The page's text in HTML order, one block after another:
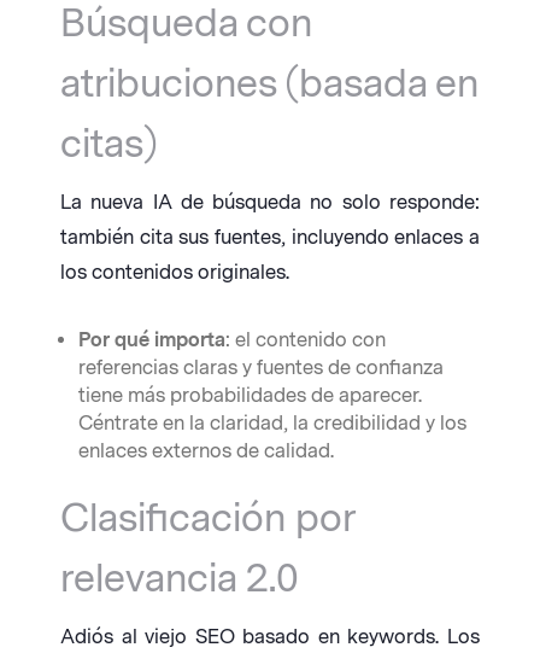
Búsqueda con
atribuciones (basada en
citas)
La nueva IA de búsqueda no solo responde:
también cita sus fuentes, incluyendo enlaces a
los contenidos originales.
Por qué importa: el contenido con
referencias claras y fuentes de confianza
tiene más probabilidades de aparecer.
Céntrate en la claridad, la credibilidad y los
enlaces externos de calidad.
Clasificación por
relevancia 2.0
Adiós al viejo SEO basado en keywords. Los